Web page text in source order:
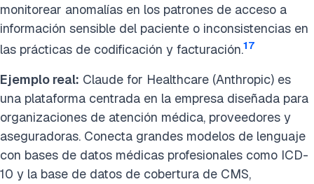
monitorear anomalías en los patrones de acceso a
información sensible del paciente o inconsistencias en
las prácticas de codificación y facturación.17
Ejemplo real: Claude for Healthcare (Anthropic) es
una plataforma centrada en la empresa diseñada para
organizaciones de atención médica, proveedores y
aseguradoras. Conecta grandes modelos de lenguaje
con bases de datos médicas profesionales como ICD-
10 y la base de datos de cobertura de CMS,